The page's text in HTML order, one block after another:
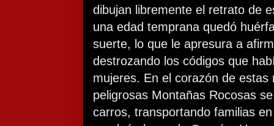
dibujan libremente el retrato de
una edad temprana quedó
suerte, lo que le apresura a
destrozando los códigos que
mujeres. En el corazón de estas
peligrosas Montañas Rocosas
carros, transportando familias